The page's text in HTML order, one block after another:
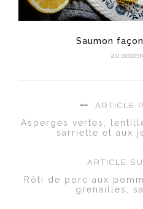
Saumon
20
ARTICLE
Asperges vertes,
sarriette et aux
ARTICLE
Rôti de porc aux
grenailles,